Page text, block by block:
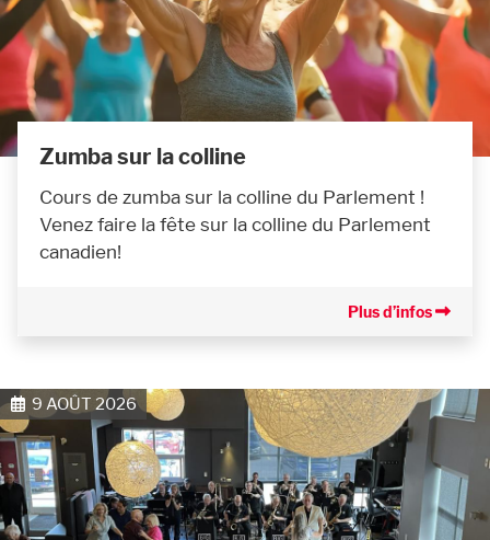
Zumba sur la colline
Cours de zumba sur la colline du Parlement !
Venez faire la fête sur la colline du Parlement
canadien!
Plus d’infos
9 AOÛT 2026